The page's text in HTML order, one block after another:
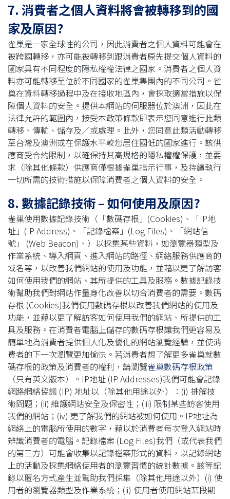
7. 消費者之個人資料將會被轉移到的國
家及原因?
雀巢是一家全球性的公司，因此消費者之個人資料可能會在
被跨國轉移，亦可能被轉移到跟消費者原先提交個人資料的
國家具有不同程度的隱私權權法律之國家。消費者之個人資
料亦可能轉移至位於不同國家的雀巢集團內的不同公司。雀
巢在資料轉移過程中及在接收地區內，會採取適當措施以保
障個人資料的安全。提供本網站的伺服器位於澳洲，因此在
法律允許的範圍內，接受本政策條款即表示您同意進行此類
轉移、傳輸、儲存及／或處理。此外，您同意此類活動轉移
至台灣及澳洲或在保護水平較您居住國低的國家進行。該供
應商受合約限制，以確保持其高規格的隱私權權保護，並要
求（除其他條款）供應商僅根據雀巢指示行事，及持續執行
一切所需的技術措施以保障消費者之個人資料的安全。
8. 數據記錄技術 – 如何使用及原因?
雀巢使用數據記錄技術（「數碼存根」(Cookies)、「IP地
址」(IP Address)、「記錄檔案」(Log Files)、「網站信
號」 (Web Beacon)、）以採集某些資料，如瀏覽器類型及
作業系統、導入網頁、進入網站的路徑、網絡服務供應商的
域名等，以改善我們網站的使用及功能，並藉以更了解訪客
如何使用我們的網站、其所提供的工具及服務。數據記錄技
術幫助我們對網站作量身化改善以切合消費者的需要。數碼
存根 (Cookies)我們使用數碼存根以改善我們網站的使用及
功能，並藉以更了解訪客如何使用我們的網站、所提供的工
具及服務。在消費者電腦上儲存的數碼存根讓我們更容易及
簡單地為消費者提供個人化及優化的網站瀏覽經驗，並使消
費者的下一次瀏覽更加愉快。若消費者想了解更多雀巢就數
碼存根的政策及消費者的權利，請瀏覽雀巢數碼存根政策
（只有英文版本）。IP地址 (IP Addresses)我們可能會記錄
網路網絡協議 (IP) 地址以（除其他用途以外）：(i) 排解技
術問題；(ii) 維護網站安全及保密性；(iii) 限制某些訪客使用
我們的網站；(iv) 更了解我們的網站被如何使用。IP地址為
網絡上的電腦所使用的數字，藉以於消費者每次登入網站時
辨識消費者的電腦。記錄檔案 (Log Files)我們（或代表我們
的第三方）可能會收集以記錄檔案形式的資料，以記錄網站
上的活動及採集網絡使用者的瀏覽習慣的統計數據。該等記
錄以匿名方式產生並幫助我們採集（除其他用途以外）(i) 使
用者的瀏覽器類型及作業系統；(ii) 使用者使用網站某段期